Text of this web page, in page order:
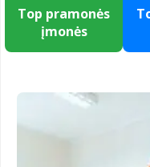
Top pramonės
įmonės